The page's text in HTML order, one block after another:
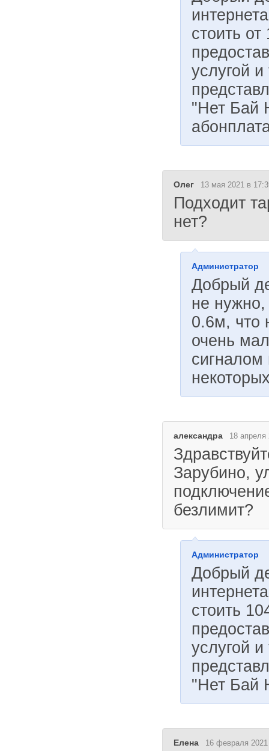
стоить
услугой
"Нет Бай
Олег 13 мая 2021 в
Подходит
нет?
Администратор
Добрый
не
0.6м, что
очень
сигналом
александра 18 апреля
Зарубино,
безлимит?
Администратор
Добрый
стоить
услугой
"Нет Бай
Елена 16 февраля